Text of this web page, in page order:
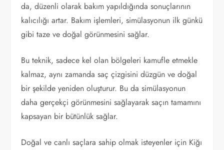
da, düzenli olarak bakım yapıldığında sonuçlarının
kalıcılığı artar. Bakım işlemleri, simülasyonun ilk günkü
gibi taze ve doğal görünmesini sağlar.
Bu teknik, sadece kel olan bölgeleri kamufle etmekle
kalmaz, aynı zamanda saç çizgisini düzgün ve doğal
bir şekilde yeniden oluşturur. Bu da simülasyonun
daha gerçekçi görünmesini sağlayarak saçın tamamını
kapsayan bir bütünlük sağlar.
Doğal ve canlı saçlara sahip olmak isteyenler için Kiğı